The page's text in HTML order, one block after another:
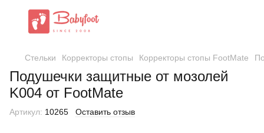
Стельки Корректоры стопы Корректоры стопы FootMate
Подушечки защитные от мозолей
K004 от FootMate
Артикул: 10265 Оставить отзыв